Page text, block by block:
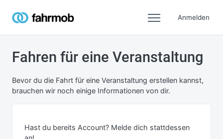
Anmelden
Fahren für eine Veranstaltung
Bevor du die Fahrt für eine Veranstaltung erstellen kannst,
brauchen wir noch einige Informationen von dir.
Hast du bereits Account? Melde dich stattdessen